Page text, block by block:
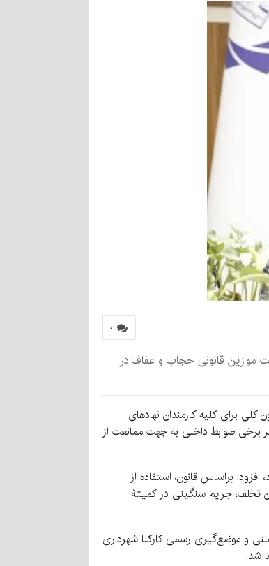
۰
موازین قانونی حجاب و عفاف در
کلی برای کلیه کارمندان نهادهای
برخی ضوابط داخلی به جهت ممانعت از
براساس قانون، استفاده از
تخلف، جرایم سنگینی در کمیتۀ
و موضع‌گیری رسمی کارکنا شهرداری
شد.‌